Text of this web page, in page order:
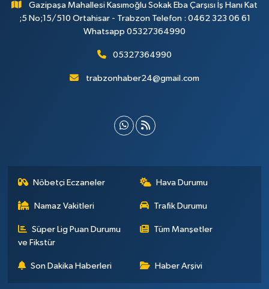
Gazipaşa Mahallesi Kasımoğlu Sokak Eba Çarşısı İş Hanı Kat
;5 No;15/510 Ortahisar - Trabzon Telefon : 0462 323 06 61
Whatsapp 05327364990
05327364990
trabzonhaber24@gmail.com
Nöbetçi Eczaneler Hava Durumu
Namaz Vakitleri Trafik Durumu
Süper Lig Puan Durumu
ve Fikstür
Tüm Manşetler
Son Dakika Haberleri Haber Arşivi